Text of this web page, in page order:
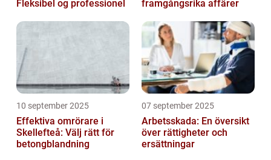
Fleksibel og professionel
framgångsrika affärer
10 september 2025
Effektiva omrörare i
Skellefteå: Välj rätt för
betongblandning
07 september 2025
Arbetsskada: En översikt
över rättigheter och
ersättningar